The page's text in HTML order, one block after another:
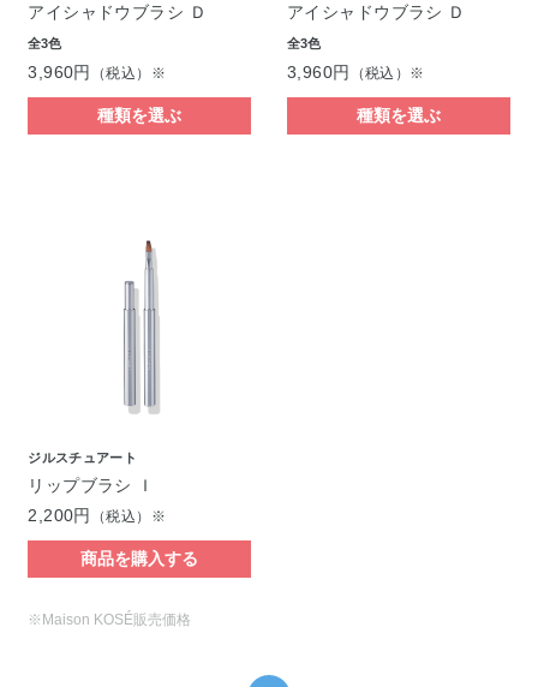
アイシャドウブラシ Ｄ
全3色
3,960円 （税込）※
種類を選ぶ
アイシャドウブラシ Ｄ
全3色
3,960円 （税込）※
種類を選ぶ
ジルスチュアート
リップブラシ Ｉ
2,200円
（税込）※
商品を購入する
※Maison KOSÉ販売価格